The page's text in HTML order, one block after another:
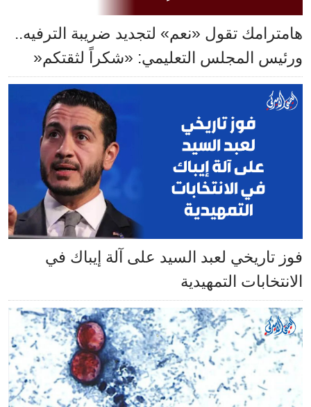
هامترامك تقول «نعم» لتجديد ضريبة الترفيه..
ورئيس المجلس التعليمي: «شكراً لثقتكم«
فوز تاريخي لعبد السيد على آلة إيباك في
الانتخابات التمهيدية